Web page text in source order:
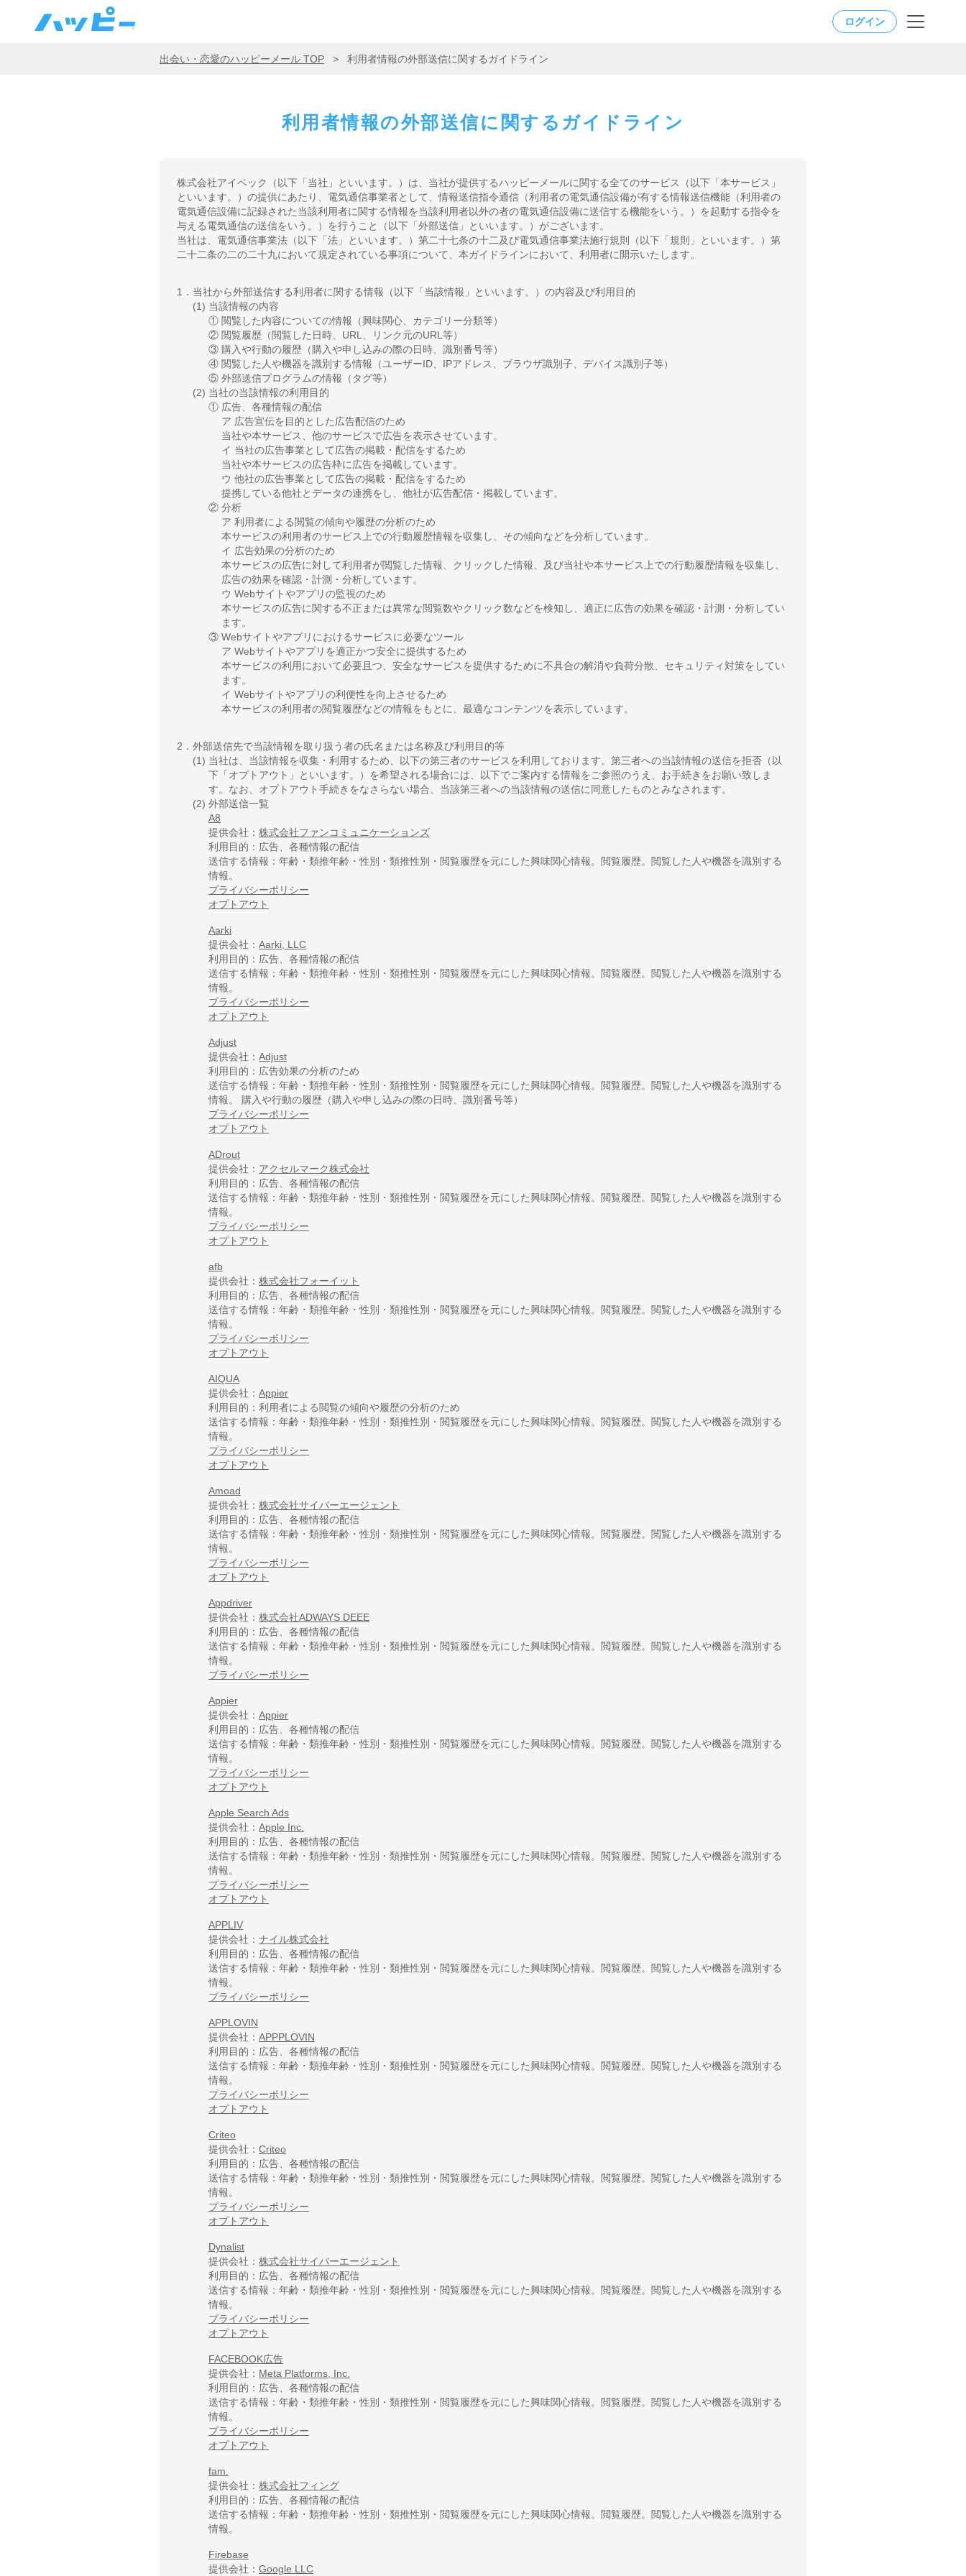
ログイン
出会い・恋愛のハッピーメール TOP > 利用者情報の外部送信に関するガイドライン
利用者情報の外部送信に関するガイドライン
株式会社アイベック（以下「当社」といいます。）は、当社が提供するハッピーメールに関する全てのサービス（以下「本サービス」
といいます。）の提供にあたり、電気通信事業者として、情報送信指令通信（利用者の電気通信設備が有する情報送信機能（利用者の
電気通信設備に記録された当該利用者に関する情報を当該利用者以外の者の電気通信設備に送信する機能をいう。）を起動する指令を
与える電気通信の送信をいう。）を行うこと（以下「外部送信」といいます。）がございます。
当社は、電気通信事業法（以下「法」といいます。）第二十七条の十二及び電気通信事業法施行規則（以下「規則」といいます。）第
二十二条の二の二十九において規定されている事項について、本ガイドラインにおいて、利用者に開示いたします。
1． 当社から外部送信する利用者に関する情報（以下「当該情報」といいます。）の内容及び利用目的
(1) 当該情報の内容
① 閲覧した内容についての情報（興味関心、カテゴリー分類等）
② 閲覧履歴（閲覧した日時、URL、リンク元のURL等）
③ 購入や行動の履歴（購入や申し込みの際の日時、識別番号等）
④ 閲覧した人や機器を識別する情報（ユーザーID、IPアドレス、ブラウザ識別子、デバイス識別子等）
⑤ 外部送信プログラムの情報（タグ等）
(2) 当社の当該情報の利用目的
① 広告、各種情報の配信
ア 広告宣伝を目的とした広告配信のため
当社や本サービス、他のサービスで広告を表示させています。
イ 当社の広告事業として広告の掲載・配信をするため
当社や本サービスの広告枠に広告を掲載しています。
ウ 他社の広告事業として広告の掲載・配信をするため
提携している他社とデータの連携をし、他社が広告配信・掲載しています。
② 分析
ア 利用者による閲覧の傾向や履歴の分析のため
本サービスの利用者のサービス上での行動履歴情報を収集し、その傾向などを分析しています。
イ 広告効果の分析のため
本サービスの広告に対して利用者が閲覧した情報、クリックした情報、及び当社や本サービス上での行動履歴情報を収集し、
広告の効果を確認・計測・分析しています。
ウ Webサイトやアプリの監視のため
本サービスの広告に関する不正または異常な閲覧数やクリック数などを検知し、適正に広告の効果を確認・計測・分析してい
ます。
③ Webサイトやアプリにおけるサービスに必要なツール
ア Webサイトやアプリを適正かつ安全に提供するため
本サービスの利用において必要且つ、安全なサービスを提供するために不具合の解消や負荷分散、セキュリティ対策をしてい
ます。
イ Webサイトやアプリの利便性を向上させるため
本サービスの利用者の閲覧履歴などの情報をもとに、最適なコンテンツを表示しています。
2． 外部送信先で当該情報を取り扱う者の氏名または名称及び利用目的等
(1) 当社は、当該情報を収集・利用するため、以下の第三者のサービスを利用しております。第三者への当該情報の送信を拒否（以
下「オプトアウト」といいます。）を希望される場合には、以下でご案内する情報をご参照のうえ、お手続きをお願い致しま
す。なお、オプトアウト手続きをなさらない場合、当該第三者への当該情報の送信に同意したものとみなされます。
(2) 外部送信一覧
A8
提供会社： 株式会社ファンコミュニケーションズ
利用目的：広告、各種情報の配信
送信する情報：年齢・類推年齢・性別・類推性別・閲覧履歴を元にした興味関心情報。閲覧履歴。閲覧した人や機器を識別する
情報。
プライバシーポリシー
オプトアウト
Aarki
提供会社： Aarki, LLC
利用目的：広告、各種情報の配信
送信する情報：年齢・類推年齢・性別・類推性別・閲覧履歴を元にした興味関心情報。閲覧履歴。閲覧した人や機器を識別する
情報。
プライバシーポリシー
オプトアウト
Adjust
提供会社： Adjust
利用目的：広告効果の分析のため
送信する情報：年齢・類推年齢・性別・類推性別・閲覧履歴を元にした興味関心情報。閲覧履歴。閲覧した人や機器を識別する
情報。 購入や行動の履歴（購入や申し込みの際の日時、識別番号等）
プライバシーポリシー
オプトアウト
ADrout
提供会社： アクセルマーク株式会社
利用目的：広告、各種情報の配信
送信する情報：年齢・類推年齢・性別・類推性別・閲覧履歴を元にした興味関心情報。閲覧履歴。閲覧した人や機器を識別する
情報。
プライバシーポリシー
オプトアウト
afb
提供会社： 株式会社フォーイット
利用目的：広告、各種情報の配信
送信する情報：年齢・類推年齢・性別・類推性別・閲覧履歴を元にした興味関心情報。閲覧履歴。閲覧した人や機器を識別する
情報。
プライバシーポリシー
オプトアウト
AIQUA
提供会社： Appier
利用目的：利用者による閲覧の傾向や履歴の分析のため
送信する情報：年齢・類推年齢・性別・類推性別・閲覧履歴を元にした興味関心情報。閲覧履歴。閲覧した人や機器を識別する
情報。
プライバシーポリシー
オプトアウト
Amoad
提供会社： 株式会社サイバーエージェント
利用目的：広告、各種情報の配信
送信する情報：年齢・類推年齢・性別・類推性別・閲覧履歴を元にした興味関心情報。閲覧履歴。閲覧した人や機器を識別する
情報。
プライバシーポリシー
オプトアウト
Appdriver
提供会社： 株式会社ADWAYS DEEE
利用目的：広告、各種情報の配信
送信する情報：年齢・類推年齢・性別・類推性別・閲覧履歴を元にした興味関心情報。閲覧履歴。閲覧した人や機器を識別する
情報。
プライバシーポリシー
Appier
提供会社： Appier
利用目的：広告、各種情報の配信
送信する情報：年齢・類推年齢・性別・類推性別・閲覧履歴を元にした興味関心情報。閲覧履歴。閲覧した人や機器を識別する
情報。
プライバシーポリシー
オプトアウト
Apple Search Ads
提供会社： Apple Inc.
利用目的：広告、各種情報の配信
送信する情報：年齢・類推年齢・性別・類推性別・閲覧履歴を元にした興味関心情報。閲覧履歴。閲覧した人や機器を識別する
情報。
プライバシーポリシー
オプトアウト
APPLIV
提供会社： ナイル株式会社
利用目的：広告、各種情報の配信
送信する情報：年齢・類推年齢・性別・類推性別・閲覧履歴を元にした興味関心情報。閲覧履歴。閲覧した人や機器を識別する
情報。
プライバシーポリシー
APPLOVIN
提供会社： APPPLOVIN
利用目的：広告、各種情報の配信
送信する情報：年齢・類推年齢・性別・類推性別・閲覧履歴を元にした興味関心情報。閲覧履歴。閲覧した人や機器を識別する
情報。
プライバシーポリシー
オプトアウト
Criteo
提供会社： Criteo
利用目的：広告、各種情報の配信
送信する情報：年齢・類推年齢・性別・類推性別・閲覧履歴を元にした興味関心情報。閲覧履歴。閲覧した人や機器を識別する
情報。
プライバシーポリシー
オプトアウト
Dynalist
提供会社： 株式会社サイバーエージェント
利用目的：広告、各種情報の配信
送信する情報：年齢・類推年齢・性別・類推性別・閲覧履歴を元にした興味関心情報。閲覧履歴。閲覧した人や機器を識別する
情報。
プライバシーポリシー
オプトアウト
FACEBOOK広告
提供会社： Meta Platforms, Inc.
利用目的：広告、各種情報の配信
送信する情報：年齢・類推年齢・性別・類推性別・閲覧履歴を元にした興味関心情報。閲覧履歴。閲覧した人や機器を識別する
情報。
プライバシーポリシー
オプトアウト
fam.
提供会社： 株式会社フィング
利用目的：広告、各種情報の配信
送信する情報：年齢・類推年齢・性別・類推性別・閲覧履歴を元にした興味関心情報。閲覧履歴。閲覧した人や機器を識別する
情報。
Firebase
提供会社： Google LLC